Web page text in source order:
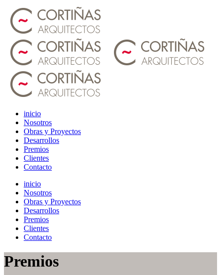
inicio
Nosotros
Obras y Proyectos
Desarrollos
Premios
Clientes
Contacto
inicio
Nosotros
Obras y Proyectos
Desarrollos
Premios
Clientes
Contacto
Premios